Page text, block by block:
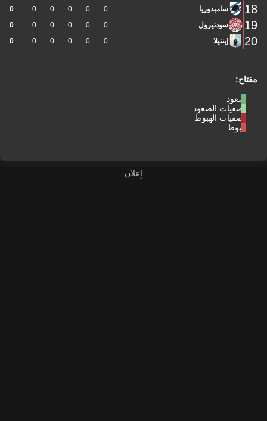
مفتاح:
صعود
تصفيات الصعود
تصفيات الهبوط
هبوط
18 سامبدوريا 0
0
0
0
0
0
19 سودتيرول 0
0
0
0
0
0
20 إينتيلا 0
0
0
0
0
0